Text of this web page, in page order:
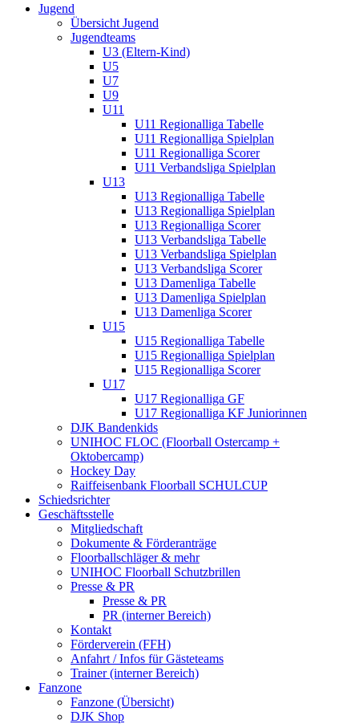
Jugend
Übersicht Jugend
Jugendteams
U3 (Eltern-Kind)
U5
U7
U9
U11
U11 Regionalliga Tabelle
U11 Regionalliga Spielplan
U11 Regionalliga Scorer
U11 Verbandsliga Spielplan
U13
U13 Regionalliga Tabelle
U13 Regionalliga Spielplan
U13 Regionalliga Scorer
U13 Verbandsliga Tabelle
U13 Verbandsliga Spielplan
U13 Verbandsliga Scorer
U13 Damenliga Tabelle
U13 Damenliga Spielplan
U13 Damenliga Scorer
U15
U15 Regionalliga Tabelle
U15 Regionalliga Spielplan
U15 Regionalliga Scorer
U17
U17 Regionalliga GF
U17 Regionalliga KF Juniorinnen
DJK Bandenkids
UNIHOC FLOC (Floorball Ostercamp +
Oktobercamp)
Hockey Day
Raiffeisenbank Floorball SCHULCUP
Schiedsrichter
Geschäftsstelle
Mitgliedschaft
Dokumente & Förderanträge
Floorballschläger & mehr
UNIHOC Floorball Schutzbrillen
Presse & PR
Presse & PR
PR (interner Bereich)
Kontakt
Förderverein (FFH)
Anfahrt / Infos für Gästeteams
Trainer (interner Bereich)
Fanzone
Fanzone (Übersicht)
DJK Shop